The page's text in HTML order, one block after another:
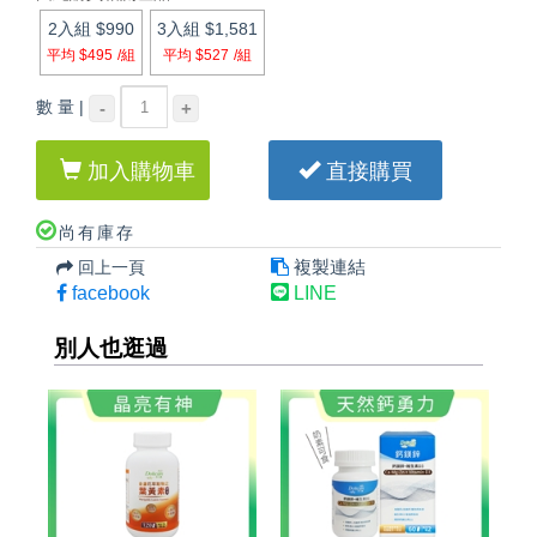
2入組 $990
平均 $495 /組
3入組 $1,581
平均 $527 /組
數 量 | - +
加入購物車 直接購買
尚有庫存
回上一頁
複製連結
facebook
LINE
別人也逛過